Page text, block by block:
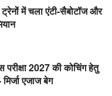
में चला एंटी-सैबोटॉज और
परीक्षा 2027 की कोचिंग हेतु
एजाज बेग